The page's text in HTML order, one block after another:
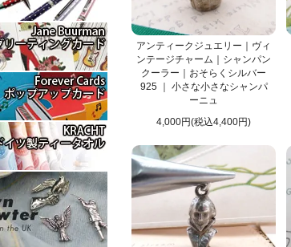
アンティークジュエリー｜ヴィ
ンテージチャーム｜シャンパン
クーラー｜おそらくシルバー
925 ｜ 小さな小さなシャンパ
ーニュ
4,000円(税込4,400円)